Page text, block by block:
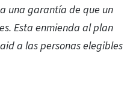
una garantía de que un
Esta enmienda al plan
a las personas elegibles